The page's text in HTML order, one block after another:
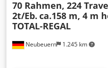
(Vöst), SLP, Palflex,
ΕΠΙΧΕΙΡΗΜΑΤΙΚΗ ΜΑΣ
ΔΗΜΟΠΡΑΣΙΕΣ & ΕΚΚΑΘΑΡΙΣΗ
αποσυναρμολόγησης και
ολοκληρωμένο πακέτο
Neubeuern 1.245 km
70 Rahmen, 224
2t/Eb. ca.158 m, 4 m
TOTAL-REGAL